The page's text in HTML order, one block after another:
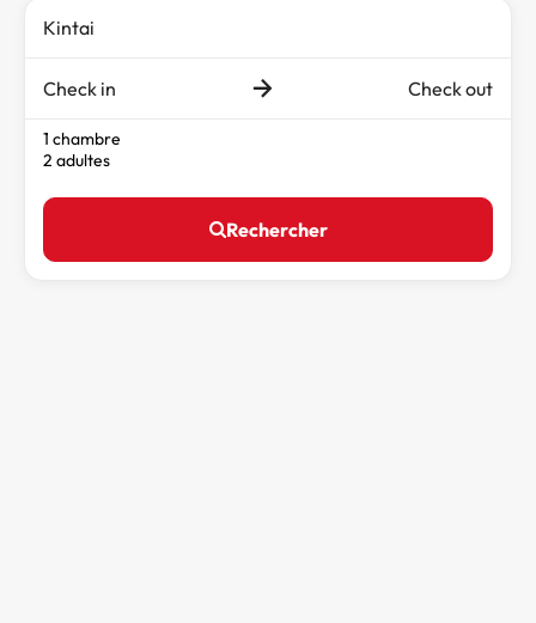
Check in Check out
1 chambre
2 adultes
Rechercher